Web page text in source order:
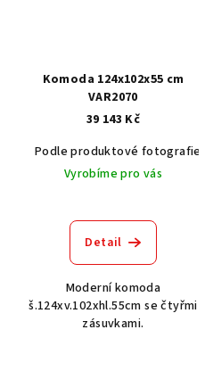
Komoda 124x102x55 cm
VAR2070
39 143 Kč
Podle produktové fotografie
Vyrobíme pro vás
Detail
Moderní komoda
š.124xv.102xhl.55cm se čtyřmi
zásuvkami.